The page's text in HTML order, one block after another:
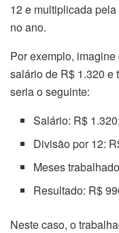
12 e multiplicada
no ano.
Por exemplo,
salário de R$ 1.320 e
seria o seguinte:
Salário: R$ 1.320;
Divisão por 12:
Meses
Resultado: R$
Neste caso, o